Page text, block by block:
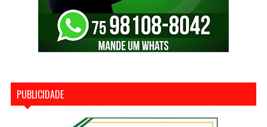
PUBLICIDADE